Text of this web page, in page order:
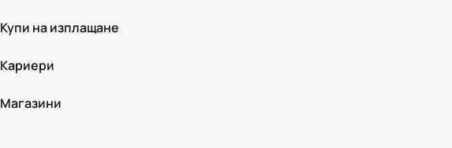
Купи на изплащане
Кариери
Магазини